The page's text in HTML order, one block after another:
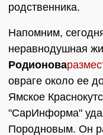
родственника.
Напомним,
неравнодушная
Родионова
овраге около ее
Ямское
"СарИнформа"
Породновым. Он